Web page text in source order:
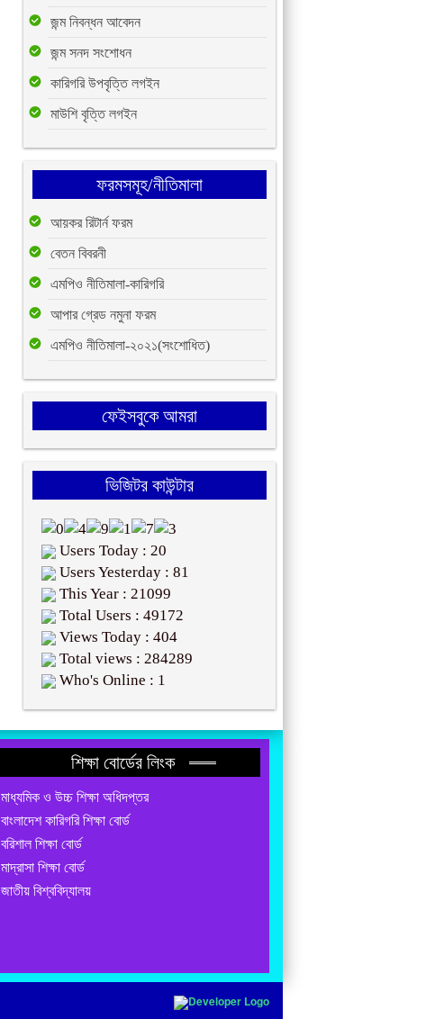
জন্ম নিবন্ধন আবেদন
জন্ম সনদ সংশোধন
কারিগরি উপবৃত্তি লগইন
মাউশি বৃত্তি লগইন
ফরমসমূহ/নীতিমালা
আয়কর রিটার্ন ফরম
বেতন বিবরনী
এমপিও নীতিমালা-কারিগরি
আপার গ্রেড নমুনা ফরম
এমপিও নীতিমালা-২০২১(সংশোধিত)
ফেইসবুকে আমরা
ভিজিটর কাউন্টার
Users Today : 20
Users Yesterday : 81
This Year : 21099
Total Users : 49172
Views Today : 404
Total views : 284289
Who's Online : 1
শিক্ষা বোর্ডের লিংক
মাধ্যমিক ও উচ্চ শিক্ষা অধিদপ্তর
বাংলাদেশ কারিগরি শিক্ষা বোর্ড
বরিশাল শিক্ষা বোর্ড
মাদ্রাসা শিক্ষা বোর্ড
জাতীয় বিশ্ববিদ্যালয়